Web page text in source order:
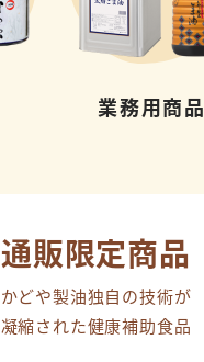
業務用商品
通販限定商品
かどや製油独自の技術が
凝縮された健康補助食品